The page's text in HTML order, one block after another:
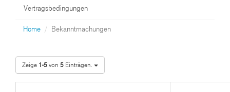
Vertragsbedingungen
Home Bekanntmachungen
Zeige 1-5von 5 Einträgen.